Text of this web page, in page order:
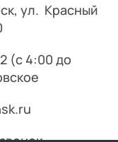
ул. Красный
(с 4:00 до